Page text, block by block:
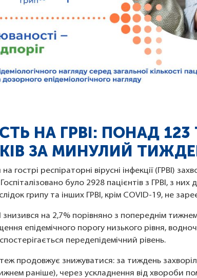
НА ГРВІ: ПОНАД 123
ЗА МИНУЛИЙ
гострі респіраторні вірусні інфекції (ГРВІ)
було 2928 пацієнтів з ГРВІ, з них
грипу та інших ГРВІ, крім COVID-19, не
знизився на 2,7% порівняно з попереднім
епідемічного порогу низького рівня,
передепідемічний рівень.
продовжує знижуватися: за тиждень
раніше), через ускладнення від хвороби